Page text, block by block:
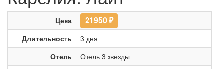
Цена 21950₽
Длительность
3 дня
Отель
Отель 3 звезды